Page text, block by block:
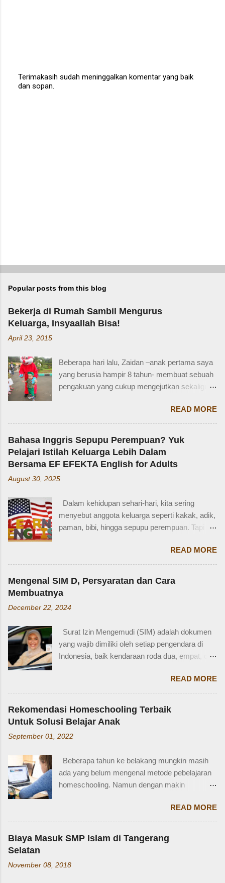
P
Terimakasih sudah meninggalkan komentar yang baik
dan sopan.
Popular posts from this blog
Bekerja di Rumah Sambil Mengurus
Keluarga, Insyaallah Bisa!
April 23, 2015
Beberapa hari lalu, Zaidan –anak pertama saya
yang berusia hampir 8 tahun- membuat sebuah
pengakuan yang cukup mengejutkan sekaligus
Zaidan: “Mi, waktu kakak kecil, kakak pernah
ditinggal beli sayur sama mba. Waktu itu
kakaknya lagi tidur. Terus kakak nangis. Sama
tetangga, kakak diajak main dan dipinjami
mainan.” Saya langsung memberondong Zaidan
dengan berbagai pertanyaan. Mbak yang
mana? Tetangga yang mana? Kejadiannya
tidak ingat detailnya. Ayau, mungkin juga dia
terkejut juga dengan reaksi saya. Bagaimana
tidak terkejut. Saya taksir usia Zaidan sekitar
Zaidan duduk di bangku TK, saya sudah tidak
bekerja di luar rumah. Meniggalkan anak usia
segitu, sendiri di rumah, tentu saja saya terkejut.
Memang beli sayur tak lama, 5 atau 10 menit
mungkin selesai kalau tidak antri. Tapi,
orang yang punya kese...
READ MORE
Bahasa Inggris Sepupu Perempuan? Yuk
Pelajari Istilah Keluarga Lebih Dalam
Bersama EF EFEKTA English for Adults
August 30, 2025
Dalam kehidupan sehari-hari, kita sering
menyebut anggota keluarga seperti kakak, adik,
paman, bibi, hingga sepupu perempuan. Tapi
bahasa Inggris? Salah satu contoh yang
menarik adalah bahasa Inggris sepupu
perempuan . Banyak orang mungkin tahu kata
"cousin", tapi tahukah kamu bahwa sepupu
female cousin? Memahami kosakata keluarga
percakapan santai, tetapi juga saat menulis,
traveling, bahkan dalam lingkungan kerja
internasional. Mengenal istilah keluarga akan
memperkenalkan diri atau menceritakan silsilah
keluarga. Contohnya, dalam bahasa Inggris:
Ayah = Father Ibu = Mother Kakak laki-laki =
Older brother Adik perempuan = Younger sister
Paman = Uncle Bibi = Aunt Sepupu perempuan
Seringkali, kita hanya menggunakan "cousin"
tanpa membed...
READ MORE
Mengenal SIM D, Persyaratan dan Cara
Membuatnya
December 22, 2024
Surat Izin Mengemudi (SIM) adalah dokumen
yang wajib dimiliki oleh setiap pengendara di
Indonesia, baik kendaraan roda dua, empat, dan
salah satunya adalah SIM D. Karena tidak
terlalu populer, banyak yang bertanya SIM D
untuk pengendara apa ya? Mengenal SIM D,
Persayaratan dan Cara Membuatnya
Berdasarkan webstite resmi humas.polri.go.id,
SIM D khusus dibuat untuk pengendara dengan
Disabiltas juga adalah manusia biasa yang
berhak berkendara untuk melakukan
aktifitasnya seperti mencari nafkah, menuntut
memfasilitasi dengan SIM khusus sesuai
dengan yang dibutuhkan. SIM D yang berlaku di
Indonesia dibagi menjadi dua macam yaitu SIM
SIM C, dan SIM D1 untuk pengendara mobil
READ MORE
Rekomendasi Homeschooling Terbaik
Untuk Solusi Belajar Anak
September 01, 2022
Beberapa tahun ke belakang mungkin masih
ada yang belum mengenal metode pebelajaran
homeschooling. Namun dengan makin
ini, homeschooling jadi makin dikenal dan
bahkan diminati. Homeschooling merupakan
salah satu metode belajar yang sudah mulai tak
asing sekarang dan menjadi pilihan sebagian
Homeschooling adalah model pendidikan
READ MORE
Biaya Masuk SMP Islam di Tangerang
Selatan
November 08, 2018